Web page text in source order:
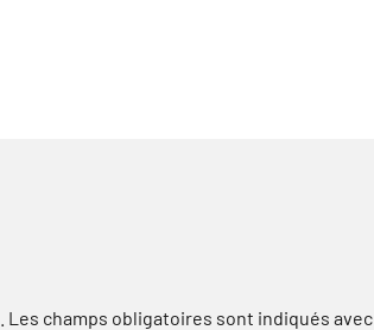
Les champs obligatoires sont indiqués avec